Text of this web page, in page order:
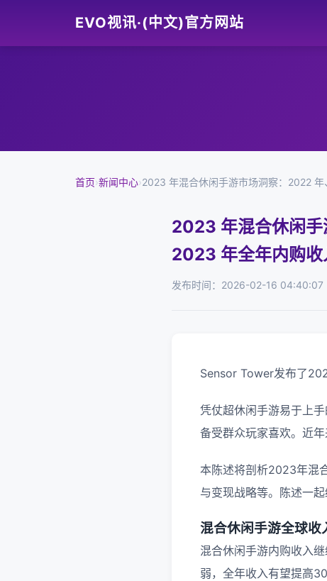
EVO视讯·(中文)官方网站
首页›新闻中心›2023 年混合休闲手游市场洞察：2022
2023 年混合休闲
2023 年全年内购收
发布时间：2026-02-16 04:40:07
Sensor Tower发布了
凭仗超休闲手游易于上
备受群众玩家喜欢。近
本陈述将剖析2023年混
与变现战略等。陈述一
混合休闲手游全球收
混合休闲手游内购收入
弱，全年收入有望提高